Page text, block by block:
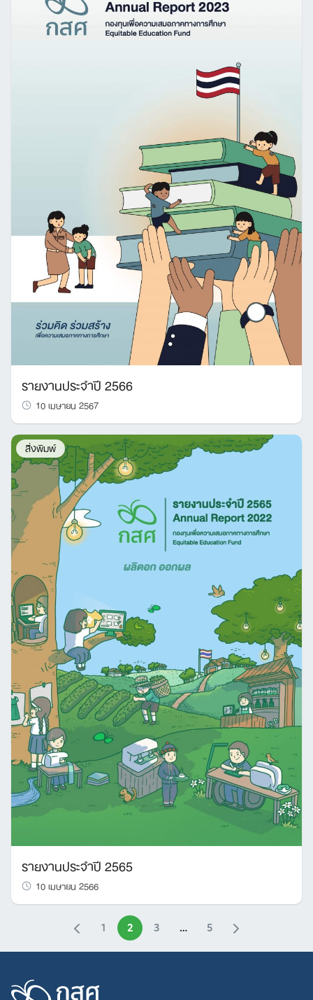
รายงานประจำปี 2566
10 เมษายน 2567
สิ่งพิมพ์
รายงานประจำปี 2565
10 เมษายน 2566
1 2 3 … 5